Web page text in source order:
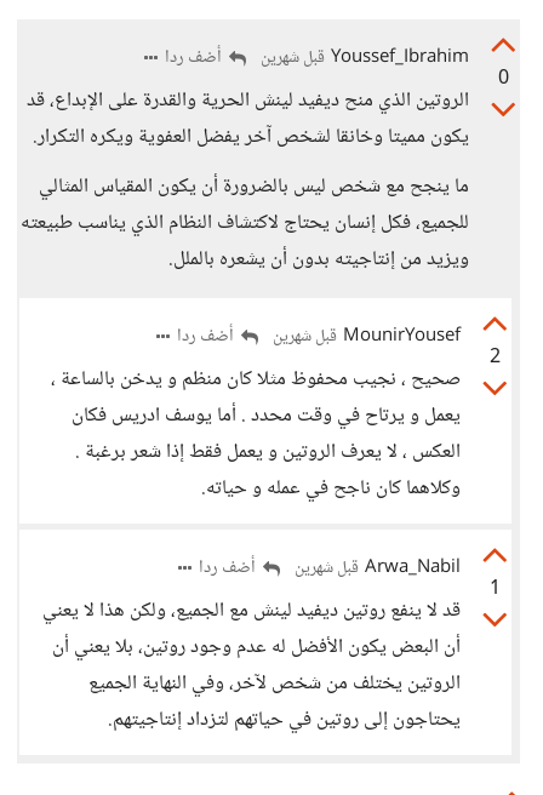
0
Youssef_Ibrahim قبل شهرين أضف ردا
الروتين الذي منح ديفيد لينش الحرية والقدرة على الإبداع، قد
يكون مميتا وخانقا لشخص آخر يفضل العفوية ويكره التكرار.
ما ينجح مع شخص ليس بالضرورة أن يكون المقياس المثالي
للجميع، فكل إنسان يحتاج لاكتشاف النظام الذي يناسب طبيعته
ويزيد من إنتاجيته بدون أن يشعره بالملل.
2
MounirYousef قبل شهرين أضف ردا
صحيح ، نجيب محفوظ مثلا كان منظم و يدخن بالساعة ،
يعمل و يرتاح في وقت محدد . أما يوسف ادريس فكان
العكس ، لا يعرف الروتين و يعمل فقط إذا شعر برغبة .
وكلاهما كان ناجح في عمله و حياته.
1
Arwa_Nabil قبل شهرين أضف ردا
قد لا ينفع روتين ديفيد لينش مع الجميع، ولكن هذا لا يعني
أن البعض يكون الأفضل له عدم وجود روتين، بلا يعني أن
الروتين يختلف من شخص لآخر، وفي النهاية الجميع
يحتاجون إلى روتين في حياتهم لتزداد إنتاجيتهم.